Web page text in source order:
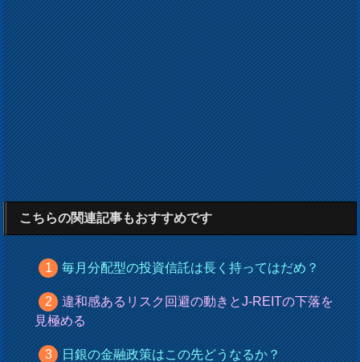
こちらの関連記事もおすすめです
毎月分配型の投資信託は長く持ってはだめ？
違和感あるリスク回避の動きとJ-REITの下落を
見極める
日銀の金融政策はこの先どうなるか？